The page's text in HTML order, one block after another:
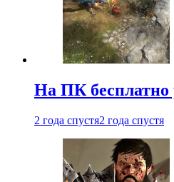
На ПК бесплатно
2 года спустя2 года спустя